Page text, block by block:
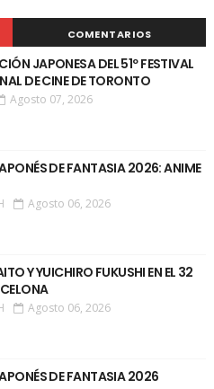
COMENTARIOS
JAPONESA DEL 51º FESTIVAL
DE CINE DE TORONTO
Agosto 07, 2026
DE FANTASIA 2026: ANIME
Agosto 06, 2026
Y YUICHIRO FUKUSHI EN EL 32
Agosto 06, 2026
DE FANTASIA 2026